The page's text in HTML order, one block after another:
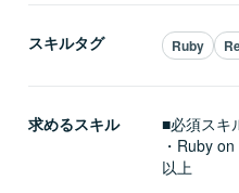
スキルタグ Ruby
求めるスキル
■必須スキ
・Ruby
以上